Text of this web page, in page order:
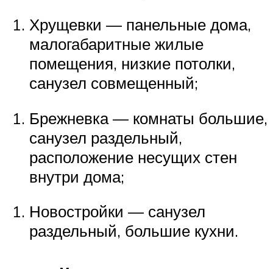
Хрущевки — панельные дома,
малогабаритные жилые
помещения, низкие потолки,
санузел совмещенный;
Брежневка — комнаты большие,
санузел раздельный,
расположение несущих стен
внутри дома;
Новостройки — санузел
раздельный, большие кухни.